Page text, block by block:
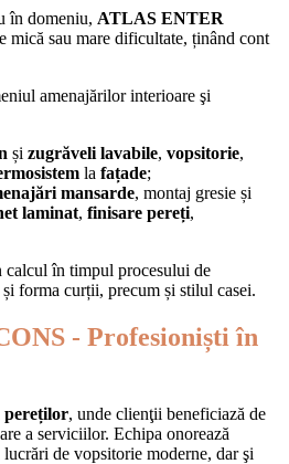
în domeniu, ATLAS ENTER
mică sau mare dificultate, ținând cont
amenajărilor interioare şi
și zugrăveli lavabile, vopsitorie,
la fațade;
mansarde, montaj gresie și
laminat, finisare pereți,
calcul în timpul procesului de
forma curții, precum și stilul casei.
- Profesioniști în
pereților, unde clienţii beneficiază de
a serviciilor. Echipa onorează
de vopsitorie moderne, dar şi